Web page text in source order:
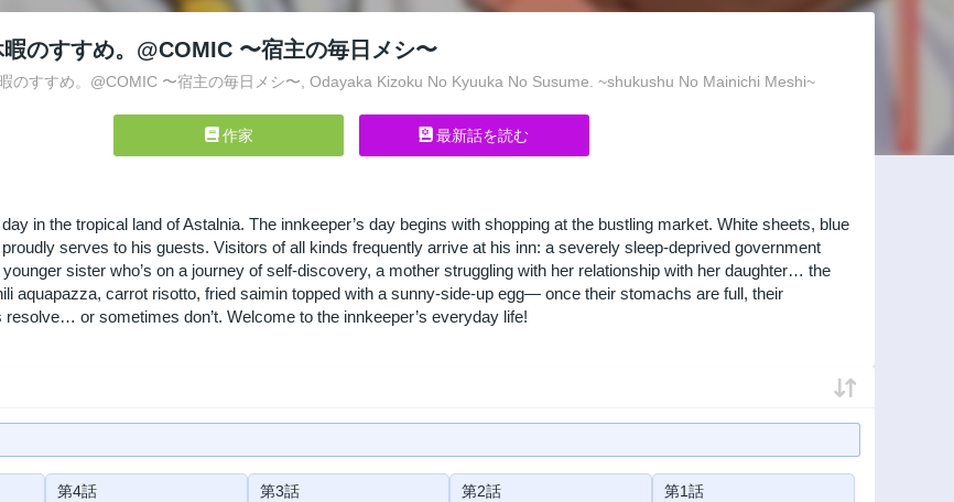
のすすめ。@COMIC 〜宿主の毎日メシ〜
のすすめ。@COMIC 〜宿主の毎日メシ〜, Odayaka Kizoku No Kyuuka No Susume. ~shukushu No Mainichi Meshi~
作家 最新話を読む
in the tropical land of Astalnia. The innkeeper’s day begins with shopping at the bustling market. White sheets, blue
serves to his guests. Visitors of all kinds frequently arrive at his inn: a severely sleep-deprived government
sister who’s on a journey of self-discovery, a mother struggling with her relationship with her daughter… the
aquapazza, carrot risotto, fried saimin topped with a sunny-side-up egg— once their stomachs are full, their
or sometimes don’t. Welcome to the innkeeper’s everyday life!
第4話 第3話 第2話 第1話